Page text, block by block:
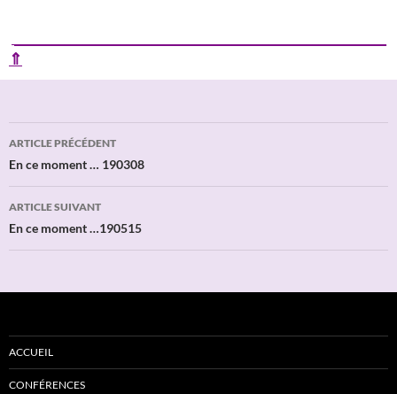
⇑
Navigation
des
articles
ARTICLE PRÉCÉDENT
En ce moment … 190308
ARTICLE SUIVANT
En ce moment …190515
ACCUEIL
CONFÉRENCES